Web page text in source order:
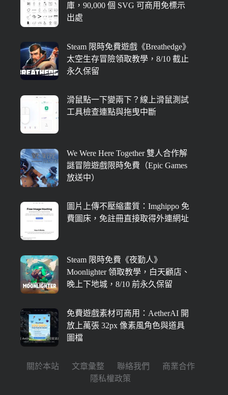
庫，90,000 個 SVG 可商用免標示
出處
Steam 限時免費遊戲《Breathedge》
太空生存冒險領取教學，8/10 截止
永久保留
滑鼠點一下變兩下？線上滑鼠測試
工具檢查連點與拖曳中斷
We Were Here Together 雙人合作解
謎冒險遊戲限時免費（Epic Games
放送中）
圖片上傳不壓縮畫質：Imghippo 免
費圖床，免註冊直接取得外連網址
Steam 限時免費《夜勤人》
Moonlighter 領取教學，白天顧店、
晚上下地城，8/10 前永久保留
免費遊戲素材可商用：AetherAI 開
放上萬張 32px 像素風角色與道具
圖檔
關於本站 文章彙整 聯絡我們
商業合作
隱私權政策